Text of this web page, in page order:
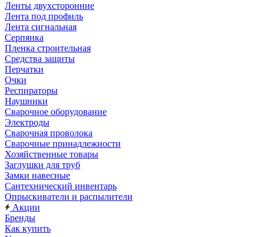
Ленты двухсторонние
Лента под профиль
Лента сигнальная
Серпянка
Пленка строительная
Средства защиты
Перчатки
Очки
Респираторы
Наушники
Сварочное оборудование
Электроды
Сварочная проволока
Сварочные принадлежности
Хозяйственные товары
Заглушки для труб
Замки навесные
Сантехнический инвентарь
Опрыскиватели и распылители
Акции
Бренды
Как купить